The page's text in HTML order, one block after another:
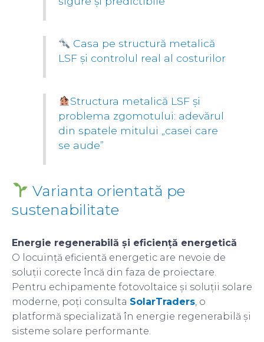
Casa pe structură metalică
LSF și controlul real al costurilor
Structura metalică LSF și
problema zgomotului: adevărul
din spatele mitului „casei care
se aude”
Varianta orientată pe
sustenabilitate
Energie regenerabilă și eficiență energetică
O locuință eficientă energetic are nevoie de
soluții corecte încă din faza de proiectare.
Pentru echipamente fotovoltaice și soluții solare
moderne, poți consulta SolarTraders, o
platformă specializată în energie regenerabilă și
sisteme solare performante.